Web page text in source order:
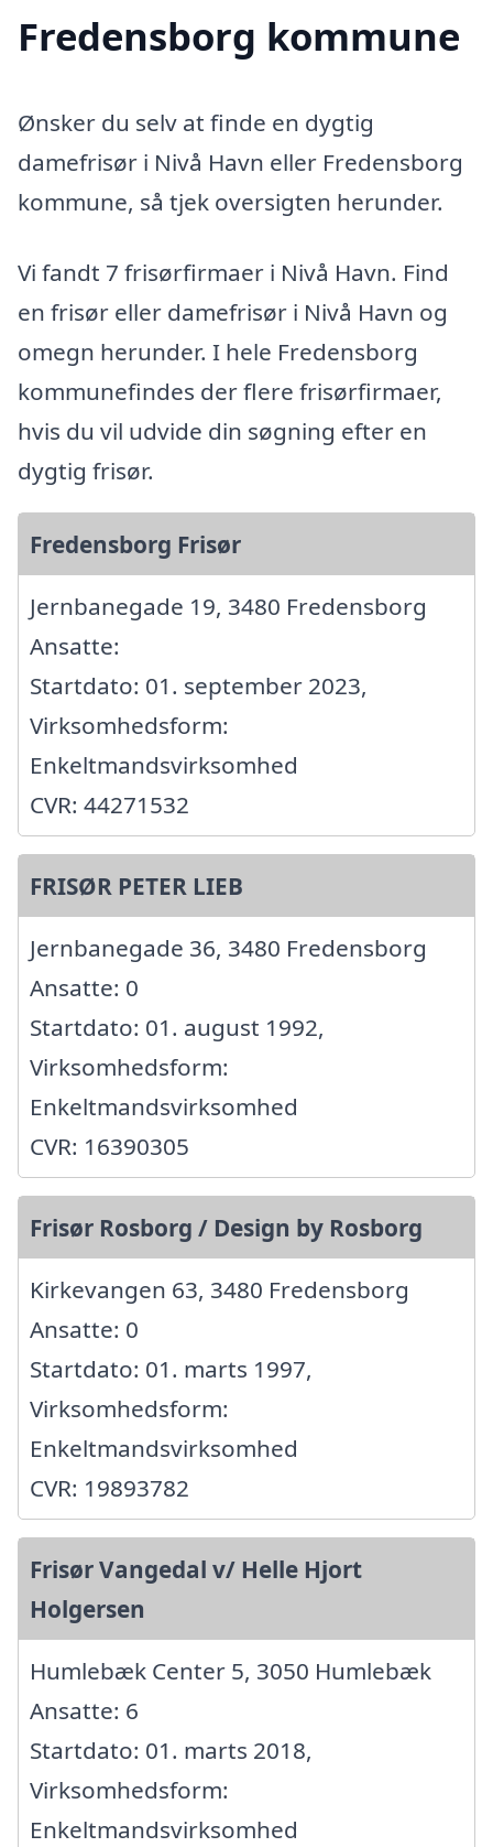
Fredensborg kommune
Ønsker du selv at finde en dygtig
damefrisør i Nivå Havn eller Fredensborg
kommune, så tjek oversigten herunder.
Vi fandt 7 frisørfirmaer i Nivå Havn. Find
en frisør eller damefrisør i Nivå Havn og
omegn herunder. I hele Fredensborg
kommunefindes der flere frisørfirmaer,
hvis du vil udvide din søgning efter en
dygtig frisør.
Fredensborg Frisør
Jernbanegade 19, 3480 Fredensborg
Ansatte:
Startdato: 01. september 2023,
Virksomhedsform:
Enkeltmandsvirksomhed
CVR: 44271532
FRISØR PETER LIEB
Jernbanegade 36, 3480 Fredensborg
Ansatte: 0
Startdato: 01. august 1992,
Virksomhedsform:
Enkeltmandsvirksomhed
CVR: 16390305
Frisør Rosborg / Design by Rosborg
Kirkevangen 63, 3480 Fredensborg
Ansatte: 0
Startdato: 01. marts 1997,
Virksomhedsform:
Enkeltmandsvirksomhed
CVR: 19893782
Frisør Vangedal v/ Helle Hjort
Holgersen
Humlebæk Center 5, 3050 Humlebæk
Ansatte: 6
Startdato: 01. marts 2018,
Virksomhedsform:
Enkeltmandsvirksomhed